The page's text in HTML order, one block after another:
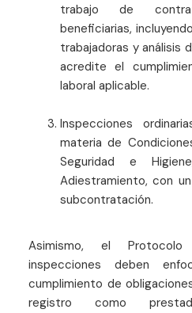
trabajo de
beneficiarias,
trabajadoras y análisis
acredite el
laboral aplicable.
Inspecciones
materia de
Seguridad e
Adiestramiento, con
subcontratación.
Asimismo, el
inspecciones deben
cumplimiento de
registro como